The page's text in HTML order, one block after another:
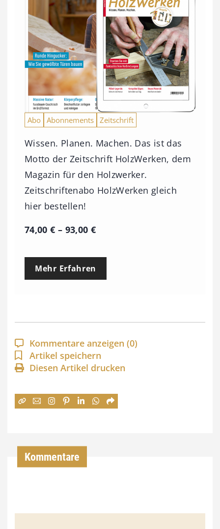
Abo Abonnements Zeitschrift
Wissen. Planen. Machen. Das ist das
Motto der Zeitschrift HolzWerken, dem
Magazin für den Holzwerker.
Zeitschriftenabo HolzWerken gleich
hier bestellen!
74,00€ – 93,00 €P
e
p
a
n
n
:
€
Mehr Erfahren
Kommentare anzeigen (0)
Artikel speichern
Diesen Artikel drucken
Kommentare